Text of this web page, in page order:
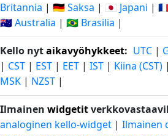
Britannia | 🇩🇪 Saksa | 🇯🇵 Japani |
🇦🇺 Australia | 🇧🇷 Brasilia |
Kello nytaikavyöhykkeet: UTC |
| CST | EST | EET | IST | Kiina (CST) |
MSK | NZST |
Ilmainen widgetit
analoginen kello-widget | Ilmainen